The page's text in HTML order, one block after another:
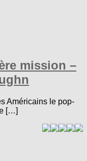
mission –
Américains le pop-
[…]